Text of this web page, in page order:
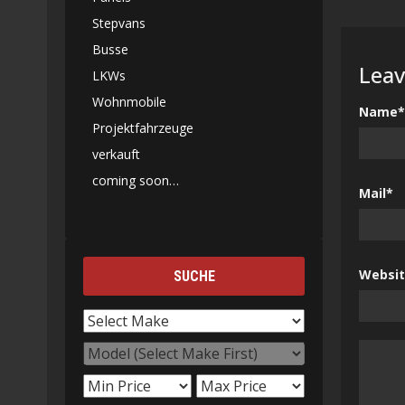
Name*
Mail*
Stepvans
Busse
LKWs
Wohnmobile
Projektfahrzeuge
verkauft
coming soon…
SUCHE